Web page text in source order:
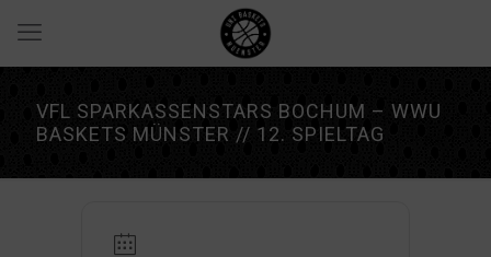
VFL SPARKASSENSTARS BOCHUM – WWU
BASKETS MÜNSTER // 12. SPIELTAG